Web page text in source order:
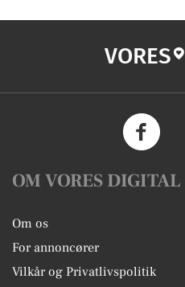
VORES
OM VORES DIGITAL
Om os
For annoncører
Vilkår og Privatlivspolitik